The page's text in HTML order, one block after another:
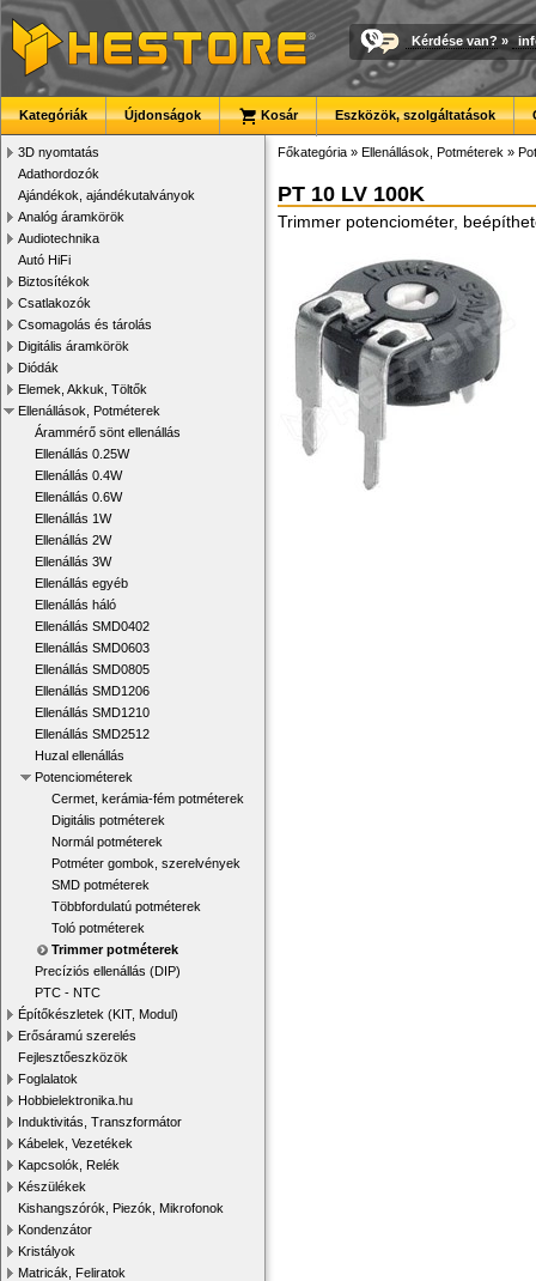
Kérdése van? »
Kategóriák Újdonságok Kosár Eszközök, szolgáltatások
3D nyomtatás
Adathordozók
Ajándékok, ajándékutalványok
Analóg áramkörök
Audiotechnika
Autó HiFi
Biztosítékok
Csatlakozók
Csomagolás és tárolás
Digitális áramkörök
Diódák
Elemek, Akkuk, Töltők
Ellenállások, Potméterek
Árammérő sönt ellenállás
Ellenállás 0.25W
Ellenállás 0.4W
Ellenállás 0.6W
Ellenállás 1W
Ellenállás 2W
Ellenállás 3W
Ellenállás egyéb
Ellenállás háló
Ellenállás SMD0402
Ellenállás SMD0603
Ellenállás SMD0805
Ellenállás SMD1206
Ellenállás SMD1210
Ellenállás SMD2512
Huzal ellenállás
Potenciométerek
Cermet, kerámia-fém potméterek
Digitális potméterek
Normál potméterek
Potméter gombok, szerelvények
SMD potméterek
Többfordulatú potméterek
Toló potméterek
Trimmer potméterek
Precíziós ellenállás (DIP)
PTC - NTC
Építőkészletek (KIT, Modul)
Erősáramú szerelés
Fejlesztőeszközök
Foglalatok
Hobbielektronika.hu
Induktivitás, Transzformátor
Kábelek, Vezetékek
Kapcsolók, Relék
Készülékek
Kishangszórók, Piezók, Mikrofonok
Kondenzátor
Kristályok
Matricák, Feliratok
Főkategória » Ellenállások, Potméterek »
PT 10 LV 100K
Trimmer potenciométer,